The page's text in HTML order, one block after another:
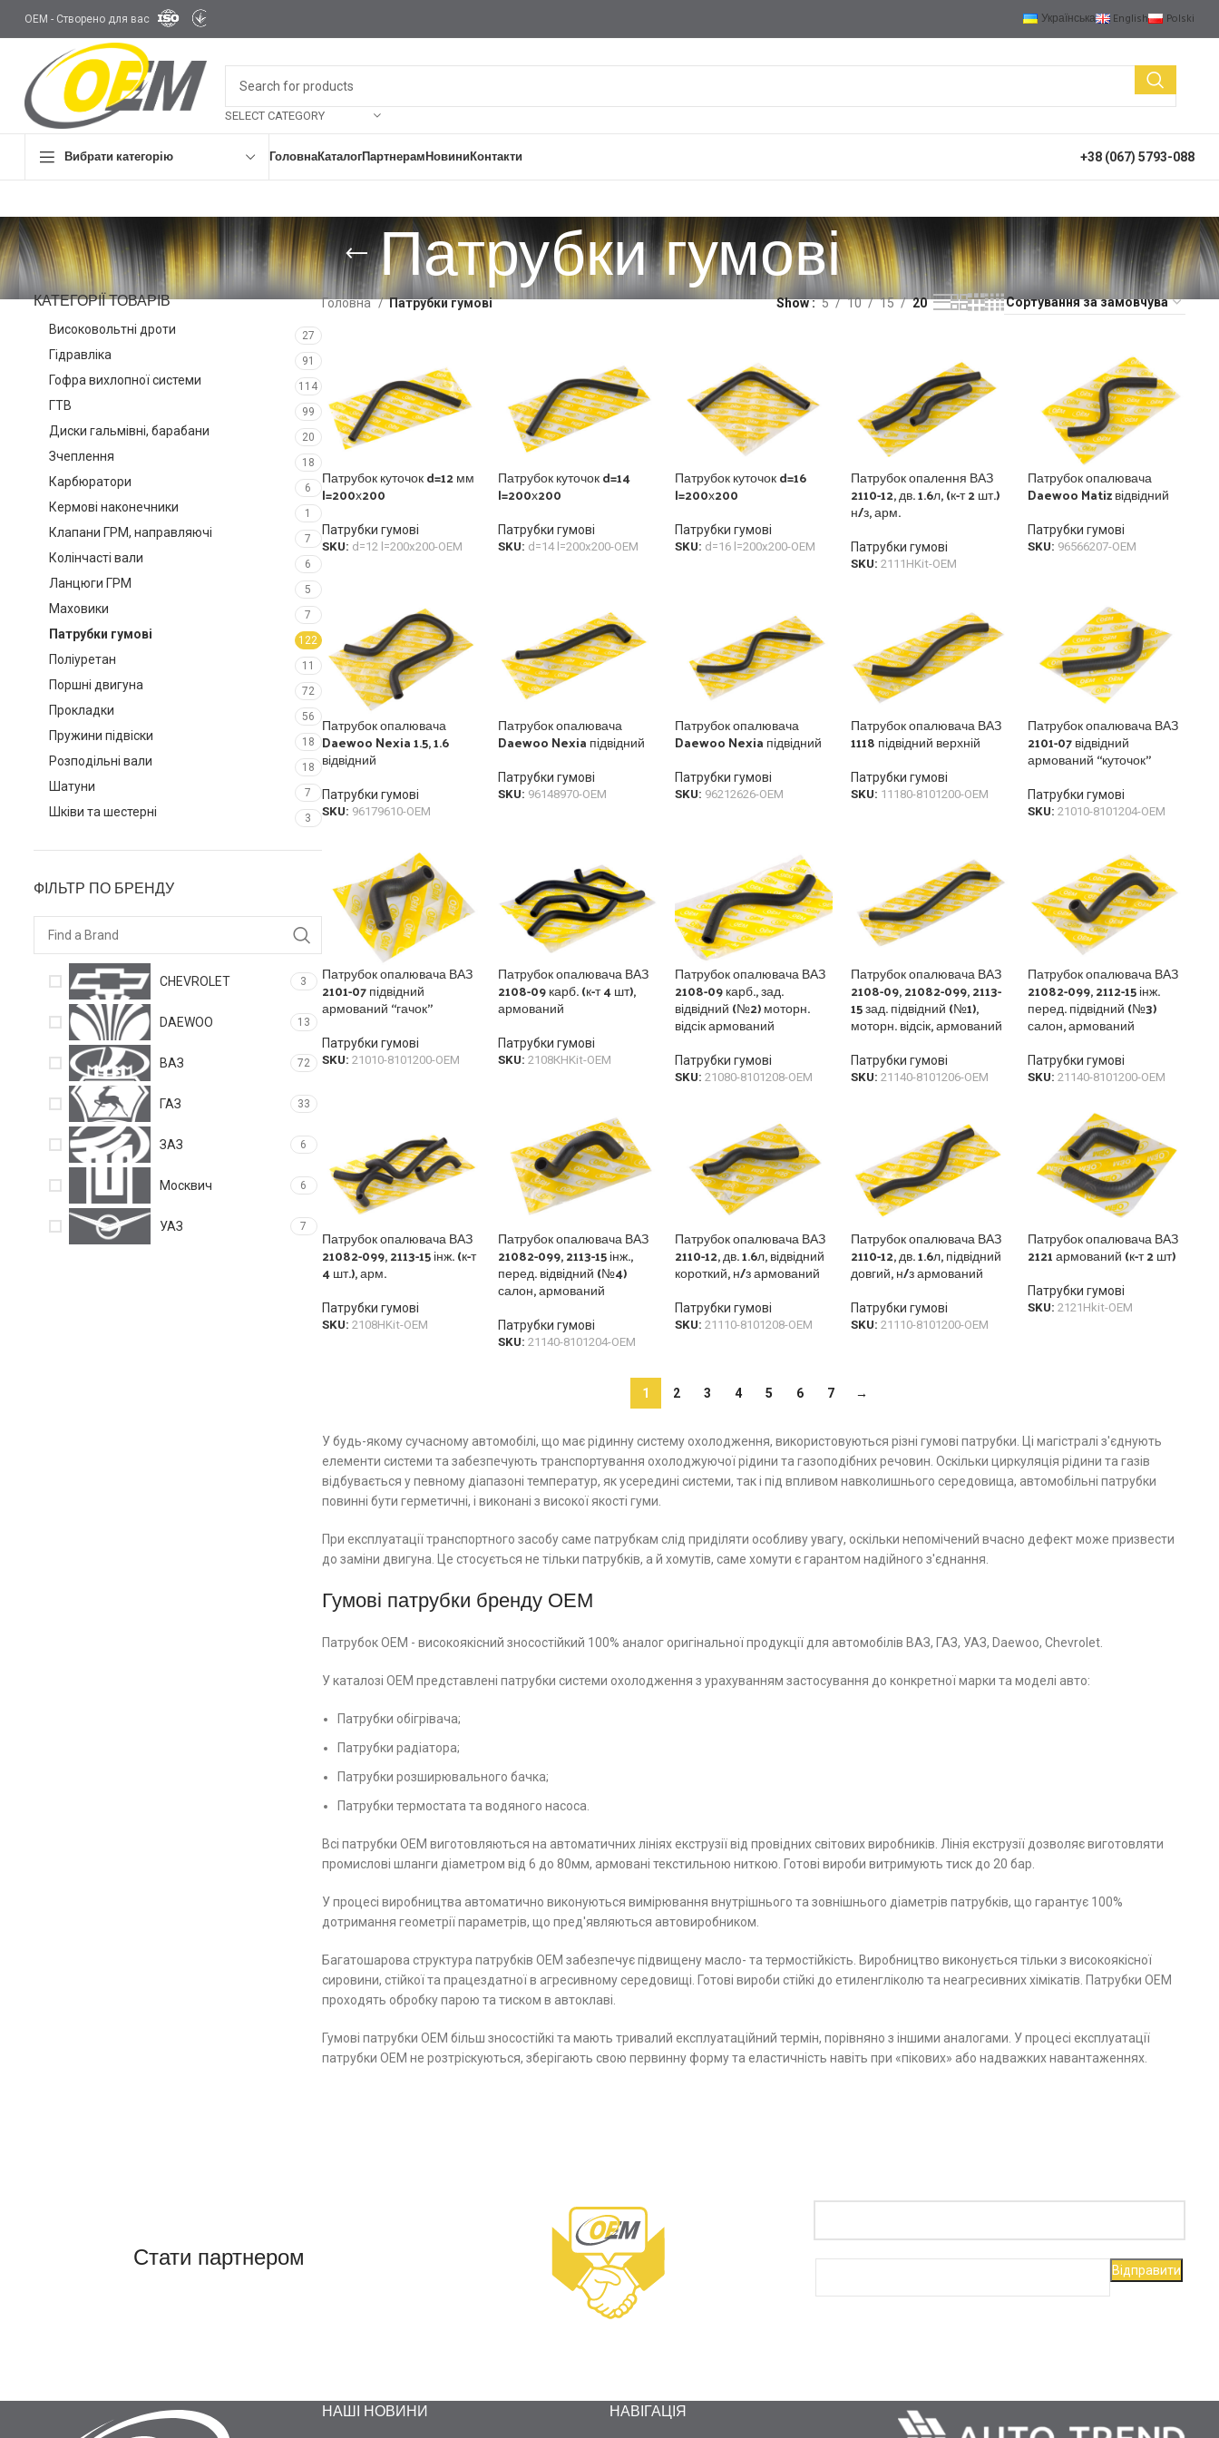
OEM - Створено для вас Українська English Polski
SELECT CATEGORY
Вибрати категорію ГоловнаКаталогПартнерамНовиниКонтакти +38 (067) 5793-088
Патрубки гумові
КАТЕГОРІЇ ТОВАРІВ
Високовольтні дроти 27
Гідравліка 91
Гофра вихлопної системи 114
ГТВ 99
Диски гальмівні, барабани 20
Зчеплення 18
Карбюратори 6
Кермові наконечники 1
Клапани ГРМ, направляючі 7
Колінчасті вали 6
Ланцюги ГРМ 5
Маховики 7
Патрубки гумові 122
Поліуретан 11
Поршні двигуна 72
Прокладки 56
Пружини підвіски 18
Розподільні вали 18
Шатуни 7
Шківи та шестерні 3
ФІЛЬТР ПО БРЕНДУ
CHEVROLET 3
DAEWOO 13
ВАЗ 72
ГАЗ 33
ЗАЗ 6
Москвич 6
УАЗ 7
Головна Патрубки гумові Show 5 10 15 20
Патрубок куточок d=12 мм
l=200х200
Патрубки гумові
SKU: d=12 l=200х200-OEM
Патрубок куточок d=14
l=200х200
Патрубки гумові
SKU: d=14 l=200х200-OEM
Патрубок куточок d=16
l=200х200
Патрубки гумові
SKU: d=16 l=200х200-OEM
Патрубок опалення ВАЗ
2110-12, дв. 1.6л, (к-т 2 шт.)
н/з, арм.
Патрубки гумові
SKU: 2111HKit-OEM
Патрубок опалювача
Daewoo Matiz відвідний
Патрубки гумові
SKU: 96566207-OEM
Патрубок опалювача
Daewoo Nexia 1.5, 1.6
відвідний
Патрубки гумові
SKU: 96179610-OEM
Патрубок опалювача
Daewoo Nexia підвідний
Патрубки гумові
SKU: 96148970-OEM
Патрубок опалювача
Daewoo Nexia підвідний
Патрубки гумові
SKU: 96212626-OEM
Патрубок опалювача ВАЗ
1118 підвідний верхній
Патрубки гумові
SKU: 11180-8101200-OEM
Патрубок опалювача ВАЗ
2101-07 відвідний
армований “куточок”
Патрубки гумові
SKU: 21010-8101204-OEM
Патрубок опалювача ВАЗ
2101-07 підвідний
армований “гачок”
Патрубки гумові
SKU: 21010-8101200-OEM
Патрубок опалювача ВАЗ
2108-09 карб. (к-т 4 шт),
армований
Патрубки гумові
SKU: 2108КHKit-OEM
Патрубок опалювача ВАЗ
2108-09 карб., зад.
відвідний (№2) моторн.
відсік армований
Патрубки гумові
SKU: 21080-8101208-ОЕМ
Патрубок опалювача ВАЗ
2108-09, 21082-099, 2113-
15 зад. підвідний (№1),
моторн. відсік, армований
Патрубки гумові
SKU: 21140-8101206-OEM
Патрубок опалювача ВАЗ
21082-099, 2112-15 інж.
перед. підвідний (№3)
салон, армований
Патрубки гумові
SKU: 21140-8101200-OEM
Патрубок опалювача ВАЗ
21082-099, 2113-15 інж. (к-т
4 шт.), арм.
Патрубки гумові
SKU: 2108HKit-OEM
Патрубок опалювача ВАЗ
21082-099, 2113-15 інж.,
перед. відвідний (№4)
салон, армований
Патрубки гумові
SKU: 21140-8101204-OEM
Патрубок опалювача ВАЗ
2110-12, дв. 1.6л, відвідний
короткий, н/з армований
Патрубки гумові
SKU: 21110-8101208-OEM
Патрубок опалювача ВАЗ
2110-12, дв. 1.6л, підвідний
довгий, н/з армований
Патрубки гумові
SKU: 21110-8101200-OEM
Патрубок опалювача ВАЗ
2121 армований (к-т 2 шт)
Патрубки гумові
SKU: 2121Hkit-OEM
1 2 3 4 5 6 7 →
У будь-якому сучасному автомобілі, що має рідинну систему охолодження, використовуються різні гумові патрубки. Ці магістралі з'єднують
елементи системи та забезпечують транспортування охолоджуючої рідини та газоподібних речовин. Оскільки циркуляція рідини та газів
відбувається у певному діапазоні температур, як усередині системи, так і під впливом навколишнього середовища, автомобільні патрубки
повинні бути герметичні, і виконані з високої якості гуми.
При експлуатації транспортного засобу саме патрубкам слід приділяти особливу увагу, оскільки непомічений вчасно дефект може призвести
до заміни двигуна. Це стосується не тільки патрубків, а й хомутів, саме хомути є гарантом надійного з'єднання.
Гумові патрубки бренду ОЕМ
Патрубок ОЕМ - високоякісний зносостійкий 100% аналог оригінальної продукції для автомобілів ВАЗ, ГАЗ, УАЗ, Daewoo, Chevrolet.
У каталозі ОЕМ представлені патрубки системи охолодження з урахуванням застосування до конкретної марки та моделі авто:
Патрубки обігрівача;
Патрубки радіатора;
Патрубки розширювального бачка;
Патрубки термостата та водяного насоса.
Всі патрубки ОЕМ виготовляються на автоматичних лініях екструзії від провідних світових виробників. Лінія екструзії дозволяє виготовляти
промислові шланги діаметром від 6 до 80мм, армовані текстильною ниткою. Готові вироби витримують тиск до 20 бар.
У процесі виробництва автоматично виконуються вимірювання внутрішнього та зовнішнього діаметрів патрубків, що гарантує 100%
дотримання геометрії параметрів, що пред'являються автовиробником.
Багатошарова структура патрубків ОЕМ забезпечує підвищену масло- та термостійкість. Виробництво виконується тільки з високоякісної
сировини, стійкої та працездатної в агресивному середовищі. Готові вироби стійкі до етиленгліколю та неагресивних хімікатів. Патрубки ОЕМ
проходять обробку парою та тиском в автоклаві.
Гумові патрубки ОЕМ більш зносостійкі та мають тривалий експлуатаційний термін, порівняно з іншими аналогами. У процесі експлуатації
патрубки ОЕМ не розтріскуються, зберігають свою первинну форму та еластичність навіть при «пікових» або надважких навантаженнях.
Стати партнером
НАШІ НОВИНИ НАВІГАЦІЯ